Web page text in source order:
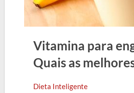
Vitamina para
Quais as
Dieta Inteligente